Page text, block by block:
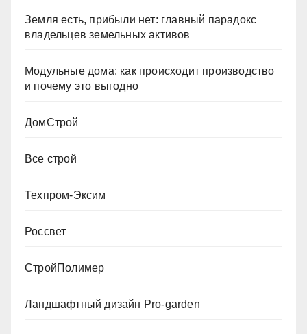
Земля есть, прибыли нет: главный парадокс
владельцев земельных активов
Модульные дома: как происходит производство
и почему это выгодно
ДомСтрой
Все строй
Техпром-Эксим
Россвет
СтройПолимер
Ландшафтный дизайн Pro-garden